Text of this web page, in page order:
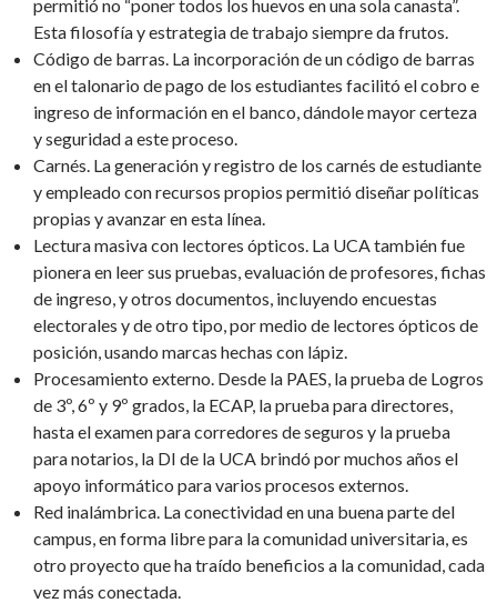
permitió no “poner todos los huevos en una sola canasta”.
Esta filosofía y estrategia de trabajo siempre da frutos.
Código de barras. La incorporación de un código de barras
en el talonario de pago de los estudiantes facilitó el cobro e
ingreso de información en el banco, dándole mayor certeza
y seguridad a este proceso.
Carnés. La generación y registro de los carnés de estudiante
y empleado con recursos propios permitió diseñar políticas
propias y avanzar en esta línea.
Lectura masiva con lectores ópticos. La UCA también fue
pionera en leer sus pruebas, evaluación de profesores, fichas
de ingreso, y otros documentos, incluyendo encuestas
electorales y de otro tipo, por medio de lectores ópticos de
posición, usando marcas hechas con lápiz.
Procesamiento externo. Desde la PAES, la prueba de Logros
de 3º, 6º y 9º grados, la ECAP, la prueba para directores,
hasta el examen para corredores de seguros y la prueba
para notarios, la DI de la UCA brindó por muchos años el
apoyo informático para varios procesos externos.
Red inalámbrica. La conectividad en una buena parte del
campus, en forma libre para la comunidad universitaria, es
otro proyecto que ha traído beneficios a la comunidad, cada
vez más conectada.